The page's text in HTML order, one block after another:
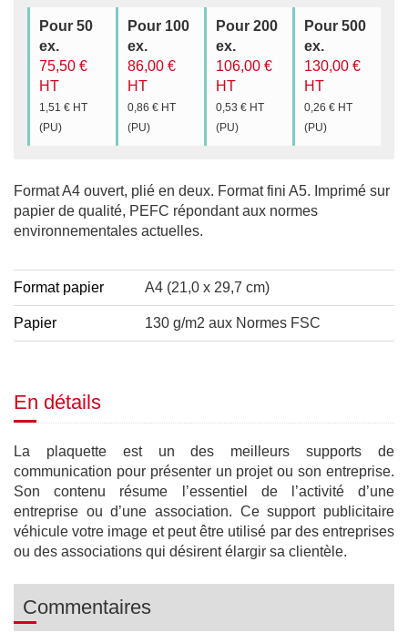
Pour 50
ex.
75,50 €
HT
1,51 € HT
(PU)
Pour 100
ex.
86,00 €
HT
0,86 € HT
(PU)
Pour 200
ex.
106,00 €
HT
0,53 € HT
(PU)
Pour 500
ex.
130,00 €
HT
0,26 € HT
(PU)
Format A4 ouvert, plié en deux. Format fini A5. Imprimé sur
papier de qualité, PEFC répondant aux normes
environnementales actuelles.
Format papier A4 (21,0 x 29,7 cm)
Papier 130 g/m2 aux Normes FSC
En détails
La plaquette est un des meilleurs supports de
communication pour présenter un projet ou son entreprise.
Son contenu résume l’essentiel de l’activité d’une
entreprise ou d’une association. Ce support publicitaire
véhicule votre image et peut être utilisé par des entreprises
ou des associations qui désirent élargir sa clientèle.
Commentaires